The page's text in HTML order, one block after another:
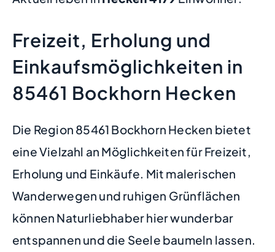
Freizeit, Erholung und
Einkaufsmöglichkeiten in
85461 Bockhorn Hecken
Die Region 85461 Bockhorn Hecken bietet
eine Vielzahl an Möglichkeiten für Freizeit,
Erholung und Einkäufe. Mit malerischen
Wanderwegen und ruhigen Grünflächen
können Naturliebhaber hier wunderbar
entspannen und die Seele baumeln lassen.